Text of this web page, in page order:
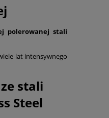
polerowanej stali
lat intensywnego
stali
Steel